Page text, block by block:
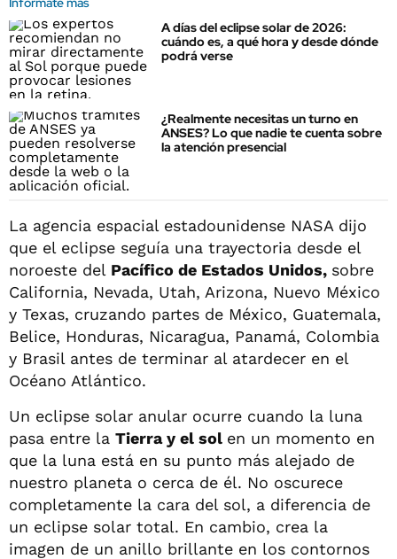
A días del eclipse solar de 2026:
cuándo es, a qué hora y desde dónde
podrá verse
¿Realmente necesitas un turno en
ANSES? Lo que nadie te cuenta sobre
la atención presencial
La agencia espacial estadounidense NASA dijo
que el eclipse seguía una trayectoria desde el
noroeste del Pacífico de Estados Unidos, sobre
California, Nevada, Utah, Arizona, Nuevo México
y Texas, cruzando partes de México, Guatemala,
Belice, Honduras, Nicaragua, Panamá, Colombia
y Brasil antes de terminar al atardecer en el
Océano Atlántico.
Un eclipse solar anular ocurre cuando la luna
pasa entre la Tierra y el sol en un momento en
que la luna está en su punto más alejado de
nuestro planeta o cerca de él. No oscurece
completamente la cara del sol, a diferencia de
un eclipse solar total. En cambio, crea la
imagen de un anillo brillante en los contornos